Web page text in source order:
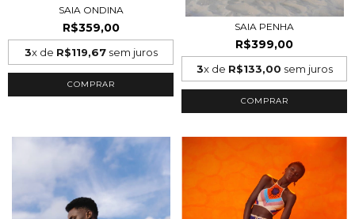
SAIA ONDINA
R$359,00
3x de R$119,67sem juros
COMPRAR
SAIA PENHA
R$399,00
3x de R$133,00 sem juros
COMPRAR